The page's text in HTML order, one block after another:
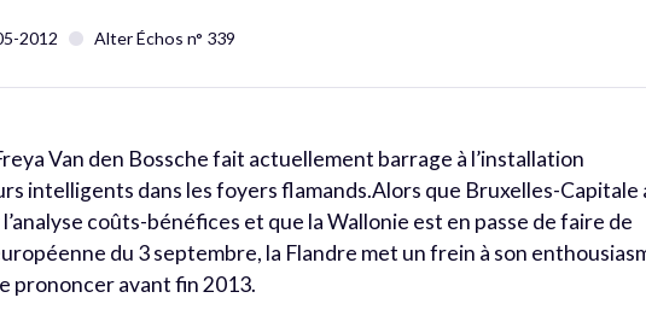
2012 Alter Échos n° 339
Van den Bossche fait actuellement barrage à l’installation
intelligents dans les foyers flamands.Alors que Bruxelles-Capitale
coûts-bénéfices et que la Wallonie est en passe de faire de
du 3 septembre, la Flandre met un frein à son
prononcer avant fin 2013.